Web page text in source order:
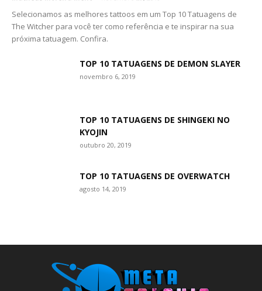
Selecionamos as melhores tattoos em um Top 10 Tatuagens de
The Witcher para você ter como referência e te inspirar na sua
próxima tatuagem. Confira.
TOP 10 TATUAGENS DE DEMON SLAYER
novembro 6, 2019
TOP 10 TATUAGENS DE SHINGEKI NO
KYOJIN
outubro 20, 2019
TOP 10 TATUAGENS DE OVERWATCH
agosto 14, 2019